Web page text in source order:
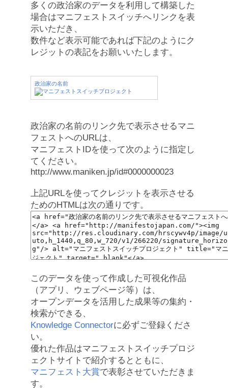
多くの政治家のデータを利用して構築した
場合はマニフェストスイッチへリンクを表
示いただき、
数件など表示可能であれば下記のようにク
レジットの表記をお願いいたします。
政治家の名前
政治家の名前のリンク先で表示させるマニ
フェストへのURLは、
マニフェストIDを使って次のように指定し
てください。
http://www.maniken.jp/id#0000000023
上記URLを使ってクレジットを表示させる
ためのHTMLは次の通りです。
このデータを使って作成した可視化作品
（アプリ、ウェブページ等）は、
オープンデータを活用した成果等の集約・
検索ができる、
Knowledge Connectorに必ずご登録くださ
い。
優れた作品はマニフェストスイッチプロジ
ェクトサイトで紹介するとともに、
マニフェスト大賞で表彰させていただきま
す。